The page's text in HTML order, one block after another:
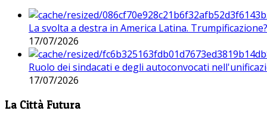
La svolta a destra in America Latina. Trumpificazione?
17/07/2026
Ruolo dei sindacati e degli autoconvocati
17/07/2026
La Città Futura